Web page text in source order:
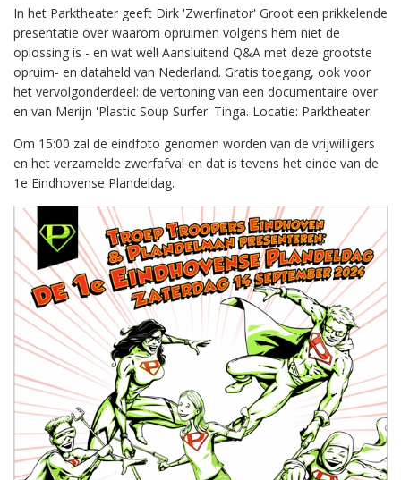
In het Parktheater geeft Dirk 'Zwerfinator' Groot een prikkelende
presentatie over waarom opruimen volgens hem niet de
oplossing is - en wat wel! Aansluitend Q&A met deze grootste
opruim- en dataheld van Nederland. Gratis toegang, ook voor
het vervolgonderdeel: de vertoning van een documentaire over
en van Merijn 'Plastic Soup Surfer' Tinga. Locatie: Parktheater.
Om 15:00 zal de eindfoto genomen worden van de vrijwilligers
en het verzamelde zwerfafval en dat is tevens het einde van de
1e Eindhovense Plandeldag.